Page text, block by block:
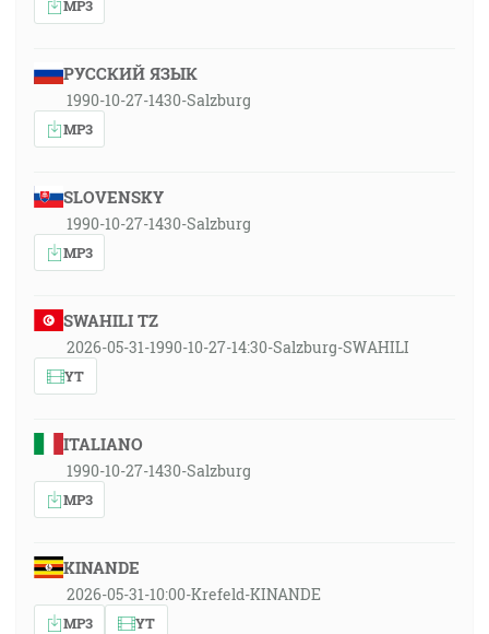
MP3
РУССКИЙ ЯЗЫК
1990-10-27-1430-Salzburg
MP3
SLOVENSKY
1990-10-27-1430-Salzburg
MP3
SWAHILI TZ
2026-05-31-1990-10-27-14:30-Salzburg-SWAHILI
YT
ITALIANO
1990-10-27-1430-Salzburg
MP3
KINANDE
2026-05-31-10:00-Krefeld-KINANDE
MP3 YT